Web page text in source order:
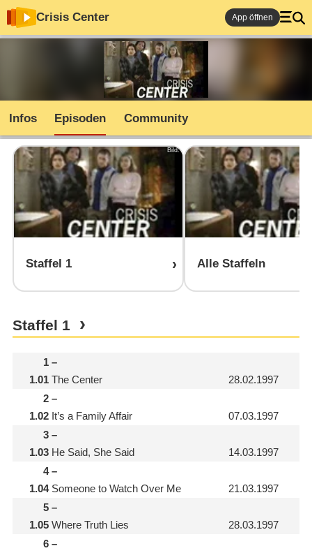
Crisis Center App öffnen
Infos Episoden Community
Bild:
Staffel 1 Alle Staffeln
Staffel 1
1
1.01
–
The Center
28.02.1997
2
1.02
–
It’s a Family Affair
07.03.1997
3
1.03
–
He Said, She Said
14.03.1997
4
1.04
–
Someone to Watch Over Me
21.03.1997
5
1.05
–
Where Truth Lies
28.03.1997
6 –